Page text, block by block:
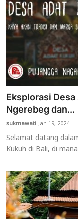
Eksplorasi
Ngerebeg dan...
sukmawatiJan 19, 2024
Selamat datang
Kukuh di Bali, di